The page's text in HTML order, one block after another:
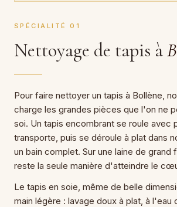
SPÉCIALITÉ 01
Nettoyage de tapis à
Pour faire nettoyer un tapis à Bollène,
charge les grandes pièces que l'on ne
soi. Un tapis encombrant se roule avec
transporte, puis se déroule à plat dans
un bain complet. Sur une laine de grand
reste la seule manière d'atteindre le
Le tapis en soie, même de belle
main légère : lavage doux à plat, à l'eau